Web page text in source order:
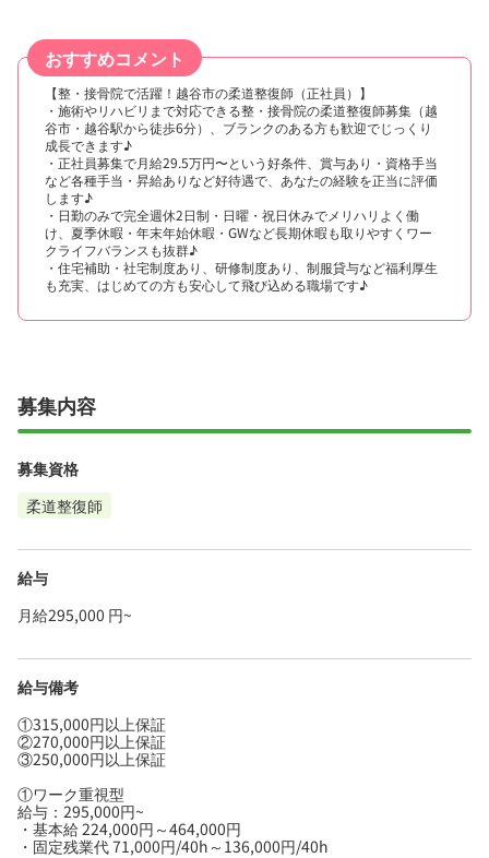
おすすめコメント
【整・接骨院で活躍！越谷市の柔道整復師（正社員）】
・施術やリハビリまで対応できる整・接骨院の柔道整復師募集（越
谷市・越谷駅から徒歩6分）、ブランクのある方も歓迎でじっくり
成長できます♪
・正社員募集で月給29.5万円〜という好条件、賞与あり・資格手当
など各種手当・昇給ありなど好待遇で、あなたの経験を正当に評価
します♪
・日勤のみで完全週休2日制・日曜・祝日休みでメリハリよく働
け、夏季休暇・年末年始休暇・GWなど長期休暇も取りやすくワー
クライフバランスも抜群♪
・住宅補助・社宅制度あり、研修制度あり、制服貸与など福利厚生
も充実、はじめての方も安心して飛び込める職場です♪
募集内容
募集資格
柔道整復師
給与
月給295,000 円~
給与備考
①315,000円以上保証
②270,000円以上保証
③250,000円以上保証
①ワーク重視型
給与：295,000円~
・基本給 224,000円～464,000円
・固定残業代 71,000円/40h～136,000円/40h